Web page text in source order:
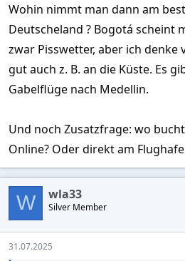
Wohin nimmt man dann am
Deutscheland ? Bogotá scheint
zwar Pisswetter, aber ich denke
gut auch z. B. an die Küste. Es
Gabelflüge nach Medellin.
Und noch Zusatzfrage: wo
Online? Oder direkt am
W wla33
Silver Member
31.07.2025